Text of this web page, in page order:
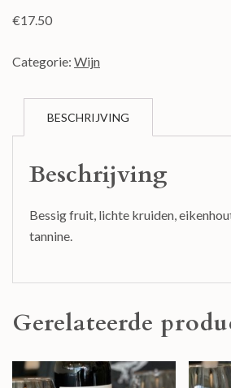
€17.50
Categorie: Wijn
BESCHRIJVING
Beschrijving
Bessig fruit, lichte kruiden,
tannine.
Gerelateerde